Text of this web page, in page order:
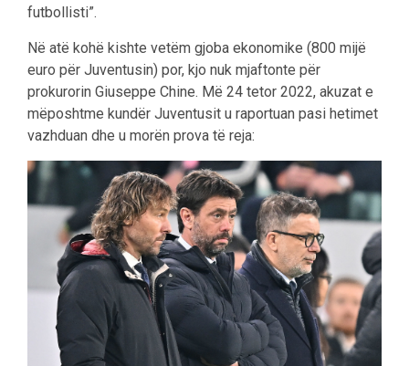
futbollisti”.
Në atë kohë kishte vetëm gjoba ekonomike (800 mijë
euro për Juventusin) por, kjo nuk mjaftonte për
prokurorin Giuseppe Chine. Më 24 tetor 2022, akuzat e
mëposhtme kundër Juventusit u raportuan pasi hetimet
vazhduan dhe u morën prova të reja: